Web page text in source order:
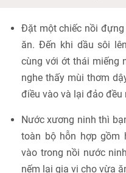
Đặt một chiếc nồi đựng
ăn. Đến khi dầu sôi
cùng với ớt thái miếng
nghe thấy mùi thơm
điều vào và lại đảo đều
Nước xương ninh thì
toàn bộ hỗn hợp gồm
vào trong nồi nước
nếm lại gia vị cho vừa